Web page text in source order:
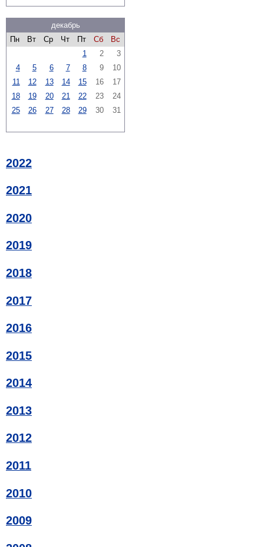
декабрь
Пн
Вт Ср Чт Пт Сб
Вс
1
2
3
4
5 6 7 8 9
10
11
12 13 14 15 16
17
18
19 20 21 22 23
24
25
26 27 28 29 30 31
2022
2021
2020
2019
2018
2017
2016
2015
2014
2013
2012
2011
2010
2009